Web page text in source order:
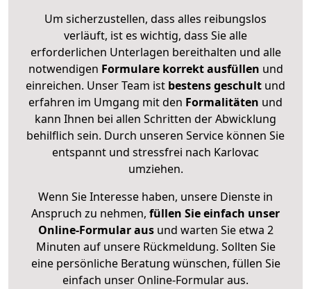
Um sicherzustellen, dass alles reibungslos
verläuft, ist es wichtig, dass Sie alle
erforderlichen Unterlagen bereithalten und alle
notwendigen Formulare korrekt ausfüllen und
einreichen. Unser Team ist bestens geschult und
erfahren im Umgang mit den Formalitäten und
kann Ihnen bei allen Schritten der Abwicklung
behilflich sein. Durch unseren Service können Sie
entspannt und stressfrei nach Karlovac
umziehen.
Wenn Sie Interesse haben, unsere Dienste in
Anspruch zu nehmen, füllen Sie einfach unser
Online-Formular ausund warten Sie etwa 2
Minuten auf unsere Rückmeldung. Sollten Sie
eine persönliche Beratung wünschen, füllen Sie
einfach unser Online-Formular aus.